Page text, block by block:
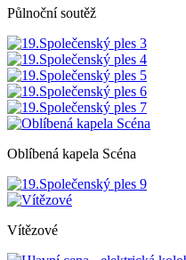
Půlnoční soutěž
Oblíbená kapela Scéna
Vítězové